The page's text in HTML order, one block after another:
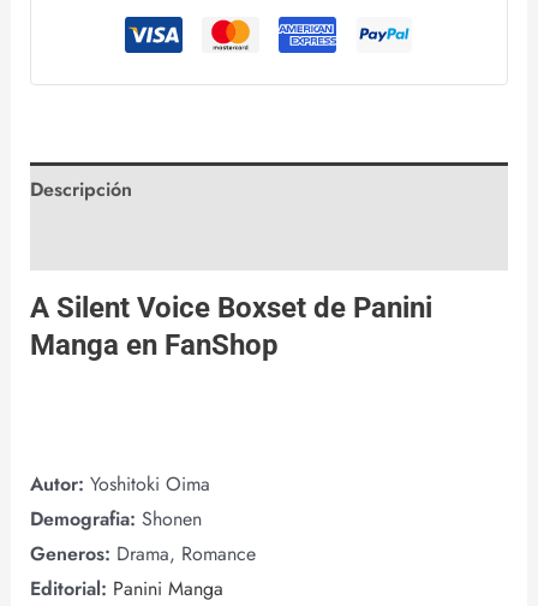
Descripción
A Silent Voice Boxset de Panini
Manga en FanShop
Autor: Yoshitoki Oima
Demografia: Shonen
Generos: Drama, Romance
Editorial: Panini Manga